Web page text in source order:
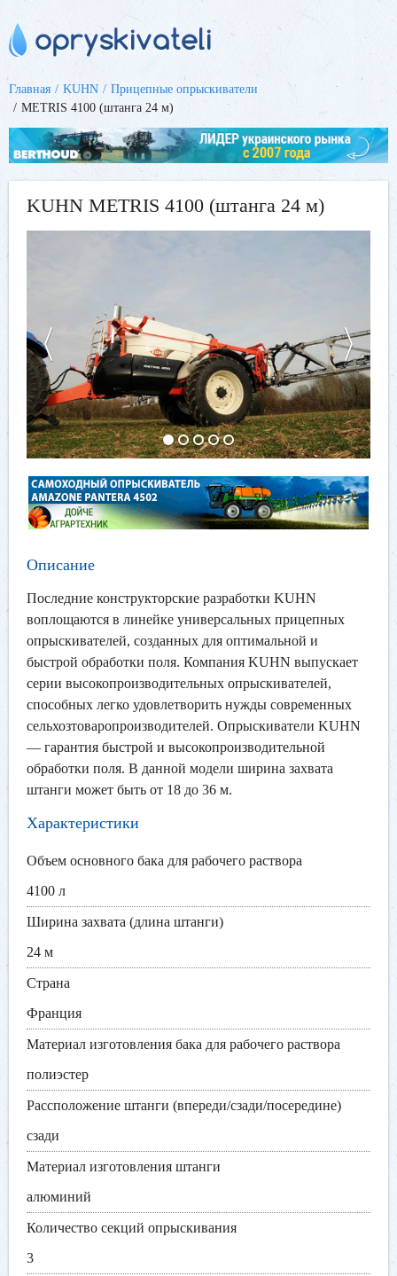
Главная KUHN
Прицепные опрыскиватели
METRIS 4100 (штанга 24 м)
KUHN METRIS 4100 (штанга 24 м)
Описание
Последние конструкторские разработки KUHN
воплощаются в линейке универсальных прицепных
опрыскивателей, созданных для оптимальной и
быстрой обработки поля. Компания KUHN выпускает
серии высокопроизводительных опрыскивателей,
способных легко удовлетворить нужды современных
сельхозтоваропроизводителей. Опрыскиватели KUHN
— гарантия быстрой и высокопроизводительной
обработки поля. В данной модели ширина захвата
штанги может быть от 18 до 36 м.
Характеристики
Объем основного бака для рабочего раствора
4100 л
Ширина захвата (длина штанги)
24 м
Страна
Франция
Материал изготовления бака для рабочего раствора
полиэстер
Рассположение штанги (впереди/сзади/посередине)
сзади
Материал изготовления штанги
алюминий
Количество секций опрыскивания
3